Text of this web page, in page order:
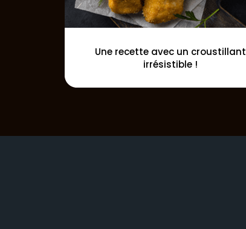
Une recette avec un croustillant
irrésistible !